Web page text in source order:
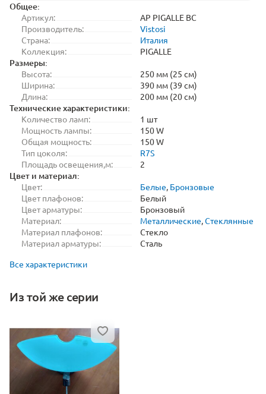
Общее:
Артикул:
AP PIGALLE BC
Производитель:
Vistosi
Страна:
Италия
Коллекция:
PIGALLE
Размеры:
Высота:
250 мм (25 см)
Ширина:
390 мм (39 см)
Длина:
200 мм (20 см)
Технические характеристики:
Количество ламп:
1 шт
Мощность лампы:
150 W
Общая мощность:
150 W
Тип цоколя:
R7S
Площадь освещения,м:
2
Цвет и материал:
Цвет: Белые, Бронзовые
Цвет плафонов:
Белый
Цвет арматуры:
Бронзовый
Материал:
Металлические,Стеклянные
Материал плафонов:
Стекло
Материал арматуры:
Сталь
Все характеристики
Из той же серии